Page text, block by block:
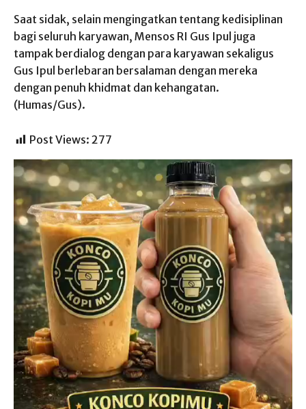
Saat sidak, selain mengingatkan tentang kedisiplinan
bagi seluruh karyawan, Mensos RI Gus Ipul juga
tampak berdialog dengan para karyawan sekaligus
Gus Ipul berlebaran bersalaman dengan mereka
dengan penuh khidmat dan kehangatan.
(Humas/Gus).
Post Views: 277